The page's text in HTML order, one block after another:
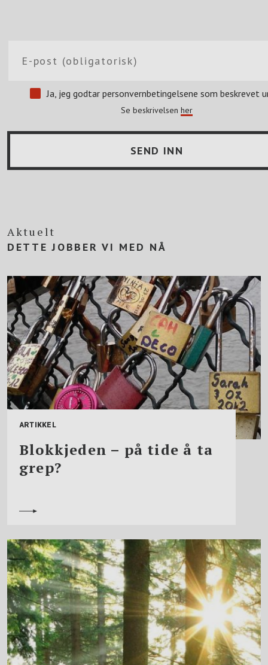
Ja, jeg godtar personvernbetingelsene som beskrevet
Se beskrivelsen her
Aktuelt
DETTE JOBBER VI MED NÅ
ARTIKKEL
Blokkjeden – på tide å ta
grep?